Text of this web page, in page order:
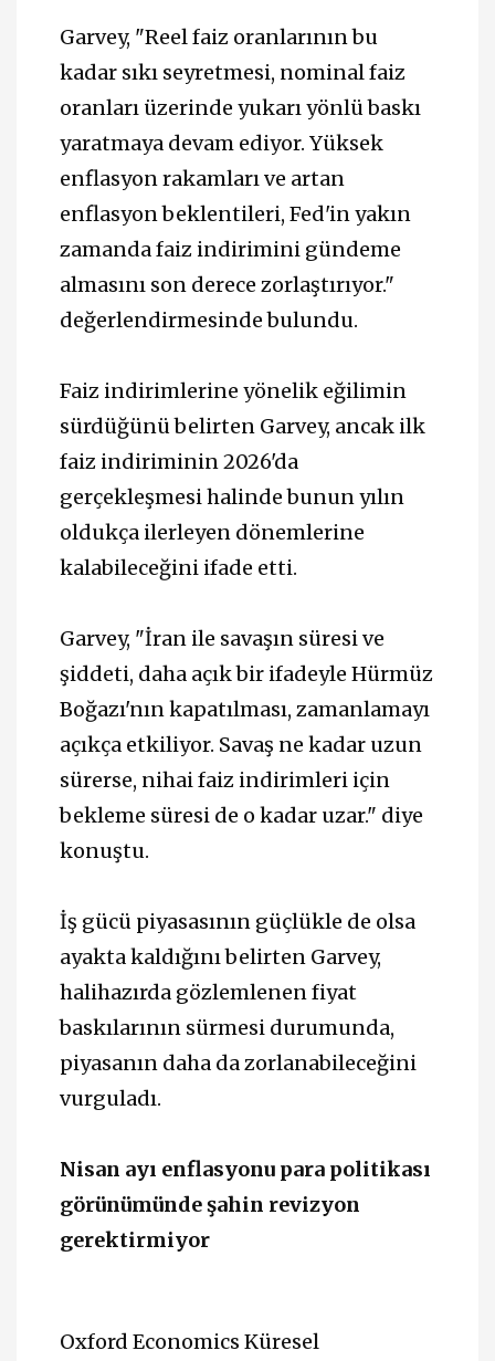
Garvey, "Reel faiz oranlarının bu
kadar sıkı seyretmesi, nominal faiz
oranları üzerinde yukarı yönlü baskı
yaratmaya devam ediyor. Yüksek
enflasyon rakamları ve artan
enflasyon beklentileri, Fed'in yakın
zamanda faiz indirimini gündeme
almasını son derece zorlaştırıyor."
değerlendirmesinde bulundu.
Faiz indirimlerine yönelik eğilimin
sürdüğünü belirten Garvey, ancak ilk
faiz indiriminin 2026'da
gerçekleşmesi halinde bunun yılın
oldukça ilerleyen dönemlerine
kalabileceğini ifade etti.
Garvey, "İran ile savaşın süresi ve
şiddeti, daha açık bir ifadeyle Hürmüz
Boğazı'nın kapatılması, zamanlamayı
açıkça etkiliyor. Savaş ne kadar uzun
sürerse, nihai faiz indirimleri için
bekleme süresi de o kadar uzar." diye
konuştu.
İş gücü piyasasının güçlükle de olsa
ayakta kaldığını belirten Garvey,
halihazırda gözlemlenen fiyat
baskılarının sürmesi durumunda,
piyasanın daha da zorlanabileceğini
vurguladı.
Nisan ayı enflasyonu para politikası
görünümünde şahin revizyon
gerektirmiyor
Oxford Economics Küresel